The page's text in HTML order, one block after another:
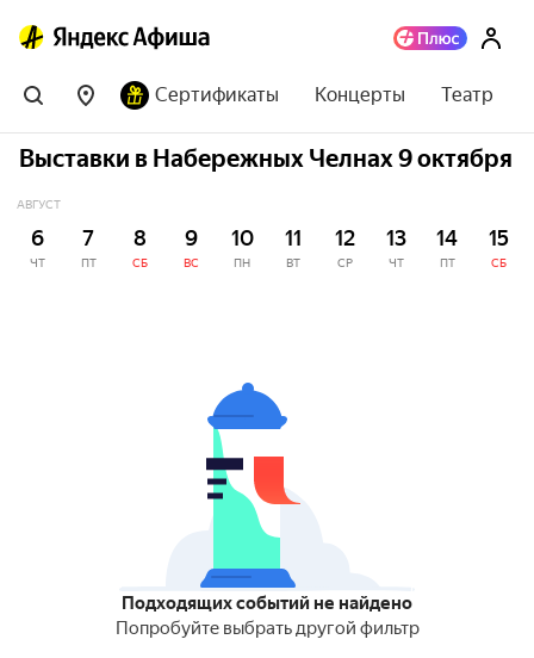
Сертификаты Концерты Театр
Выставки в Набережных Челнах 9 октября
АВГУСТ
6
ЧТ
7
ПТ
8
СБ
9
ВС
10
ПН
11
ВТ
12
СР
13
ЧТ
14
ПТ
15
СБ
Подходящих событий не найдено
Попробуйте выбрать другой фильтр